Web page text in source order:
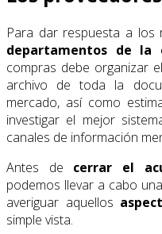
Para dar respuesta a los
departamentos de la
compras debe organizar
archivo de toda la
mercado, así como
investigar el mejor
canales de información
Antes de cerrar el
podemos llevar a cabo una
averiguar aquellos
simple vista.